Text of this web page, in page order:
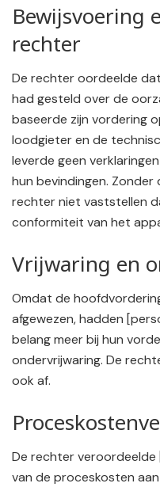
Bewijsvoering
rechter
De rechter oordeelde
had gesteld over de
baseerde zijn vordering
loodgieter en de
leverde geen
hun bevindingen.
rechter niet vaststellen
conformiteit van het
Vrijwaring en
Omdat de
afgewezen, hadden
belang meer bij hun
ondervrijwaring. De
ook af.
De rechter
van de proceskosten